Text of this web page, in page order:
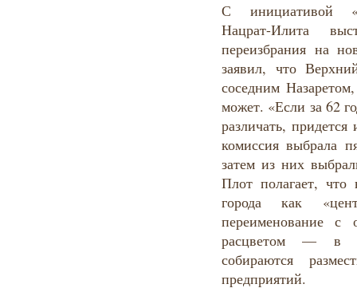
С инициативой
Нацрат-Илита
переизбрания на
заявил, что
соседним
может. «Если за 62
различать,
комиссия выбрала
затем из них
Плот полагает, что
города как
переименование с
расцветом — в
собираются
предприятий.